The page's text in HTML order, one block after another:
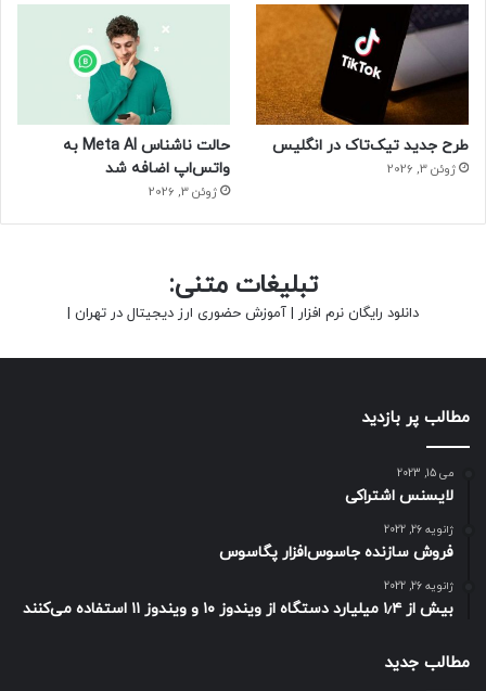
طرح جدید تیک‌تاک در انگلیس
ژوئن 3, 2026
حالت ناشناس Meta AI به
واتس‌اپ اضافه شد
ژوئن 3, 2026
تبلیغات متنی:
دانلود رایگان نرم افزار | آموزش حضوری ارز دیجیتال در تهران |
مطالب پر بازدید
می 15, 2023
لایسنس اشتراکی
ژانویه 26, 2022
فروش سازنده جاسوس‌افزار پگاسوس
ژانویه 26, 2022
بیش از ۱٫۴ میلیارد دستگاه از ویندوز ۱۰ و ویندوز ۱۱ استفاده می‌کنند
مطالب جدید